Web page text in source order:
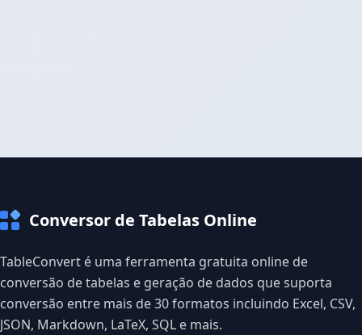
Conversor de Tabelas Online
TableConvert é uma ferramenta gratuita online de
conversão de tabelas e geração de dados que suporta
conversão entre mais de 30 formatos incluindo Excel, CSV,
JSON, Markdown, LaTeX, SQL e mais.